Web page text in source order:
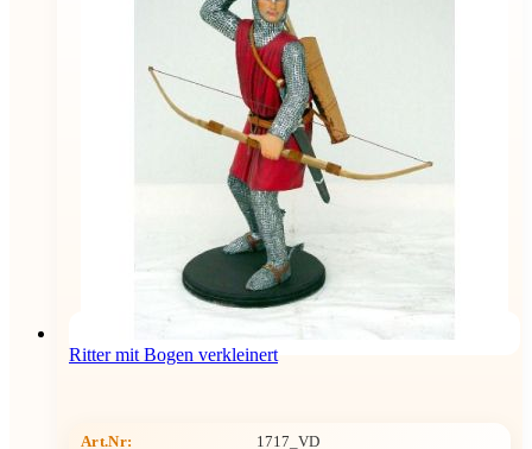
Ritter mit Bogen verkleinert
Art.Nr: 1717_VD